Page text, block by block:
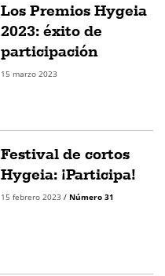
Los Premios Hygeia
2023: éxito de
participación
15 marzo 2023
Festival de cortos
Hygeia: ¡Participa!
15 febrero 2023 / Número 31